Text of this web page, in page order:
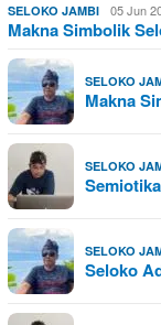
SELOKO JAMBI 05 Jun
Makna Simbolik
SELOKO
Makna
SELOKO
SELOKO
Seloko